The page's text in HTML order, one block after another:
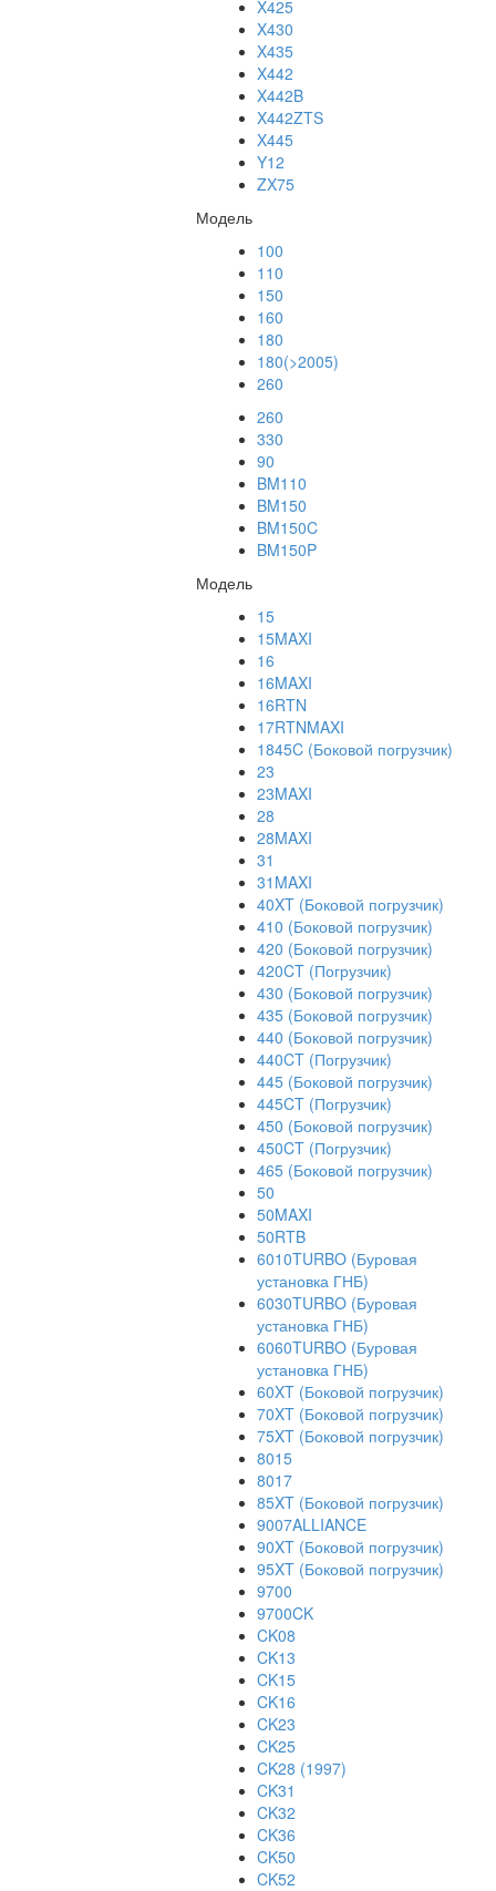
X425
X430
X435
X442
X442B
X442ZTS
X445
Y12
ZX75
Модель
100
110
150
160
180
180(>2005)
260
260
330
90
BM110
BM150
BM150C
BM150P
Модель
15
15MAXI
16
16MAXI
16RTN
17RTNMAXI
1845C (Боковой погрузчик)
23
23MAXI
28
28MAXI
31
31MAXI
40XT (Боковой погрузчик)
410 (Боковой погрузчик)
420 (Боковой погрузчик)
420CT (Погрузчик)
430 (Боковой погрузчик)
435 (Боковой погрузчик)
440 (Боковой погрузчик)
440CT (Погрузчик)
445 (Боковой погрузчик)
445CT (Погрузчик)
450 (Боковой погрузчик)
450CT (Погрузчик)
465 (Боковой погрузчик)
50
50MAXI
50RTB
6010TURBO (Буровая
установка ГНБ)
6030TURBO (Буровая
установка ГНБ)
6060TURBO (Буровая
установка ГНБ)
60XT (Боковой погрузчик)
70XT (Боковой погрузчик)
75XT (Боковой погрузчик)
8015
8017
85XT (Боковой погрузчик)
9007ALLIANCE
90XT (Боковой погрузчик)
95XT (Боковой погрузчик)
9700
9700CK
CK08
CK13
CK15
CK16
CK23
CK25
CK28 (1997)
CK31
CK32
CK36
CK50
CK52